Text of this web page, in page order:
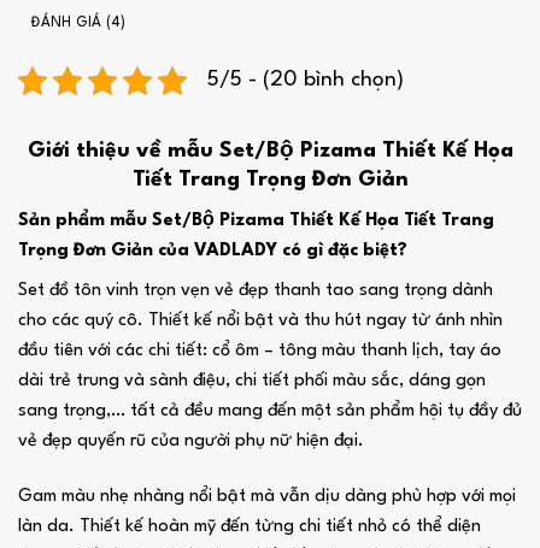
ĐÁNH GIÁ (4)
5/5 - (20 bình chọn)
Giới thiệu về mẫu Set/Bộ Pizama Thiết Kế Họa
Tiết Trang Trọng Đơn Giản
Sản phẩm mẫu Set/Bộ Pizama Thiết Kế Họa Tiết Trang
Trọng Đơn Giản của VADLADY có gì đặc biệt?
Set đồ tôn vinh trọn vẹn vẻ đẹp thanh tao sang trọng dành
cho các quý cô. Thiết kế nổi bật và thu hút ngay từ ánh nhìn
đầu tiên với các chi tiết: cổ ôm – tông màu thanh lịch, tay áo
dài trẻ trung và sành điệu, chi tiết phối màu sắc, dáng gọn
sang trọng,… tất cả đều mang đến một sản phẩm hội tụ đầy đủ
vẻ đẹp quyến rũ của người phụ nữ hiện đại.
Gam màu nhẹ nhàng nổi bật mà vẫn dịu dàng phù hợp với mọi
làn da. Thiết kế hoàn mỹ đến từng chi tiết nhỏ có thể diện